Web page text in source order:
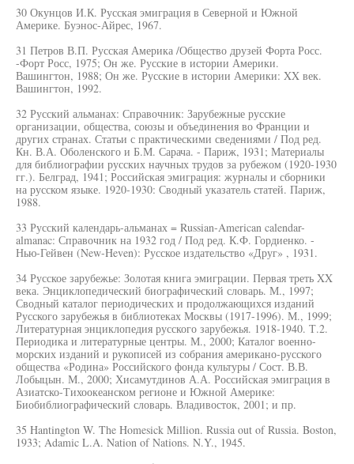
30 Окунцов И.К. Русская эмиграция в Северной и Южной
Америке. Буэнос-Айрес, 1967.
31 Петров В.П. Русская Америка /Общество друзей Форта Росс.
-Форт Росс, 1975; Он же. Русские в истории Америки.
Вашингтон, 1988; Он же. Русские в истории Америки: XX век.
Вашингтон, 1992.
32 Русский альманах: Справочник: Зарубежные русские
организации, общества, союзы и объединения во Франции и
других странах. Статьи с практическими сведениями / Под ред.
Кн. В.А. Оболенского и Б.М. Сарача. - Париж, 1931; Материалы
для библиографии русских научных трудов за рубежом (1920-1930
гг.). Белград, 1941; Российская эмиграция: журналы и сборники
на русском языке. 1920-1930: Сводный указатель статей. Париж,
1988.
33 Русский календарь-альманах = Russian-American calendar-
almanac: Справочник на 1932 год / Под ред. К.Ф. Гордиенко. -
Нью-Гейвен (New-Heven): Русское издательство «Друг» , 1931.
34 Русское зарубежье: Золотая книга эмиграции. Первая треть XX
века. Энциклопедический биографический словарь. М., 1997;
Сводный каталог периодических и продолжающихся изданий
Русского зарубежья в библиотеках Москвы (1917-1996). М., 1999;
Литературная энциклопедия русского зарубежья. 1918-1940. Т.2.
Периодика и литературные центры. М., 2000; Каталог военно-
морских изданий и рукописей из собрания американо-русского
общества «Родина» Российского фонда культуры / Сост. В.В.
Лобыцын. М., 2000; Хисамутдинов А.А. Российская эмиграция в
Азиатско-Тихоокеанском регионе и Южной Америке:
Биобиблиографический словарь. Владивосток, 2001; и пр.
35 Hantington W. The Homesick Million. Russia out of Russia. Boston,
1933; Adamic L.A. Nation of Nations. N.Y., 1945.